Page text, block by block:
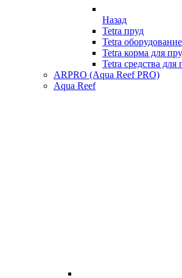
Назад
Tetra пруд
Tetra
Tetra корма для
Tetra средства для
ARPRO (Aqua Reef PRO)
Aqua Reef